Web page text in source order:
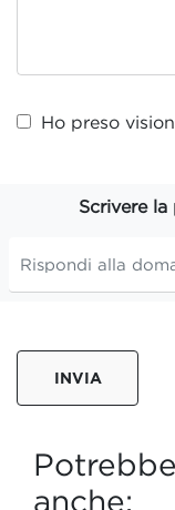
Ho preso
Scrivere
INVIA
anche: